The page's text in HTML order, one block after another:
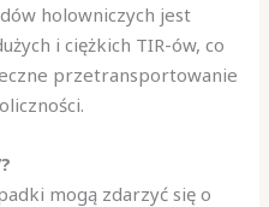
holowniczych jest
i ciężkich TIR-ów, co
przetransportowanie
mogą zdarzyć się o